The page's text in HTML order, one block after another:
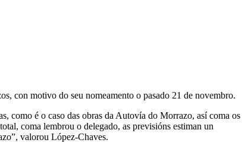
con motivo do seu nomeamento o pasado 21 de novembro.
como é o caso das obras da Autovía do Morrazo, así coma os
coma lembrou o delegado, as previsións estiman un
valorou López-Chaves.